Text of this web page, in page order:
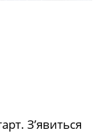
З’явиться